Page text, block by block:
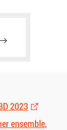
2023
ensemble,